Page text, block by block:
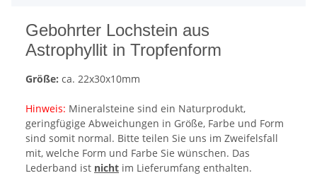
Gebohrter Lochstein aus
Astrophyllit in Tropfenform
Größe: ca. 22x30x10mm
Hinweis: Mineralsteine sind ein Naturprodukt,
geringfügige Abweichungen in Größe, Farbe und Form
sind somit normal. Bitte teilen Sie uns im Zweifelsfall
mit, welche Form und Farbe Sie wünschen. Das
Lederband ist nicht im Lieferumfang enthalten.